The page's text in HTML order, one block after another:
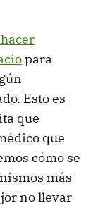
para
Esto es
que
que
cómo se
más
no llevar